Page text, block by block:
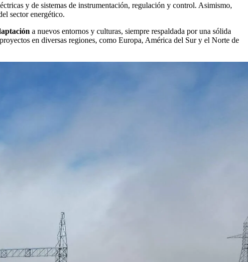
y de sistemas de instrumentación, regulación y control. Asimismo,
sector energético.
a nuevos entornos y culturas, siempre respaldada por una sólida
en diversas regiones, como Europa, América del Sur y el Norte de